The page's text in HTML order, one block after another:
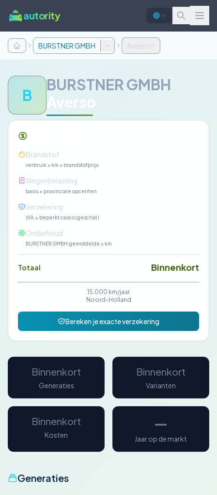
autority
BURSTNER GMBH Averso
B
BURSTNER GMBH
Averso
Brandstof
verbruik × km × brandstofprijs
Wegenbelasting
basis + provinciale opcenten
Verzekering
WA + beperkt casco (geschat)
Onderhoud
BURSTNER GMBH gemiddelde × km
Totaal Binnenkort
15.000 km/jaar
Noord-Holland
Bereken je exacte verzekering
Binnenkort
Generaties
Binnenkort
Varianten
Binnenkort
Kosten
—
Jaar op de markt
Generaties